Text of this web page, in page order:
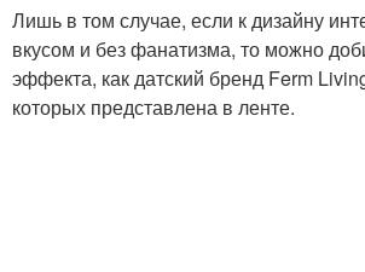
Лишь в том случае, если к дизайну
вкусом и без фанатизма, то можно
эффекта, как датский бренд Ferm
которых представлена в ленте.